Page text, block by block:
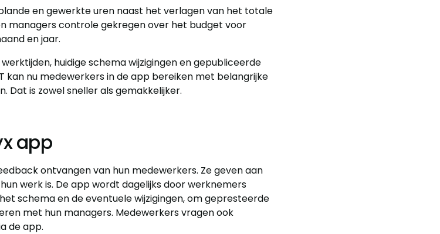
en gewerkte uren naast het verlagen van het totale
managers controle gekregen over het budget voor
en jaar.
huidige schema wijzigingen en gepubliceerde
kan nu medewerkers in de app bereiken met belangrijke
Dat is zowel sneller als gemakkelijker.
app
ontvangen van hun medewerkers. Ze geven aan
werk is. De app wordt dagelijks door werknemers
schema en de eventuele wijzigingen, om gepresteerde
met hun managers. Medewerkers vragen ook
de app.